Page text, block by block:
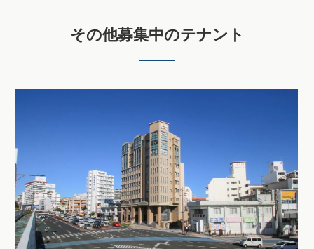
その他募集中のテナント